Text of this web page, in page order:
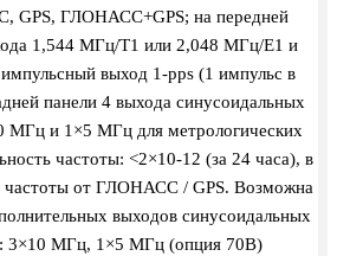
GPS, ГЛОНАСС+GPS; на передней
1,544 МГц/Т1 или 2,048 МГц/Е1 и
выход 1-pps (1 импульс в
панели 4 выхода синусоидальных
МГц и 1×5 МГц для метрологических
частоты: <2×10-12 (за 24 часа), в
частоты от ГЛОНАСС / GPS. Возможна
выходов синусоидальных
3×10 МГц, 1×5 МГц (опция 70B)